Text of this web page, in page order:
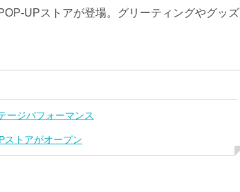
UPストアが登場。グリーティングやグッズ
ージパフォーマンス
ストアがオープン